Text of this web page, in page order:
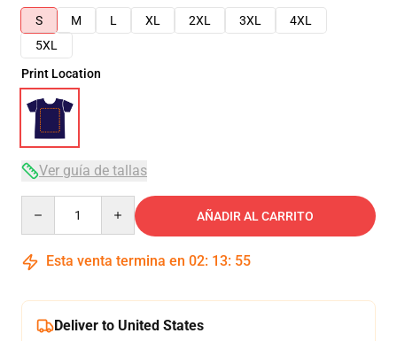
S
M L XL 2XL 3XL
4XL
5XL
Print Location
Ver guía de tallas
AÑADIR AL CARRITO
Esta venta termina en 02: 13: 54
Deliver to United States